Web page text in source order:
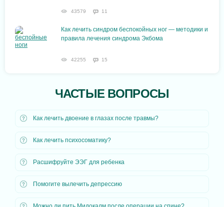
43579 11
Как лечить синдром беспокойных ног — методики и
правила лечения синдрома Экбома
42255 15
ЧАСТЫЕ ВОПРОСЫ
Как лечить двоение в глазах после травмы?
Как лечить психосоматику?
Расшифруйте ЭЭГ для ребенка
Помогите вылечить депрессию